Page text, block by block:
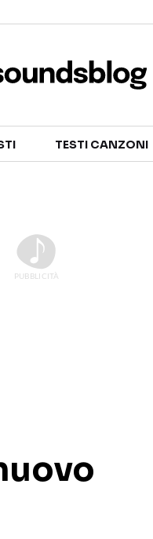
TALENT SHOW
TESTI CANZONI